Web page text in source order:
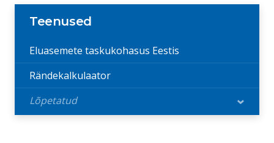
Teenused
Eluasemete taskukohasus Eestis
Rändekalkulaator
Lõpetatud
›